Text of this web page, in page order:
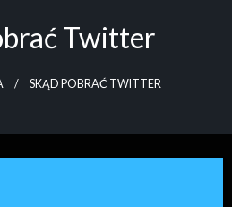
Twitter
SKĄD POBRAĆ TWITTER